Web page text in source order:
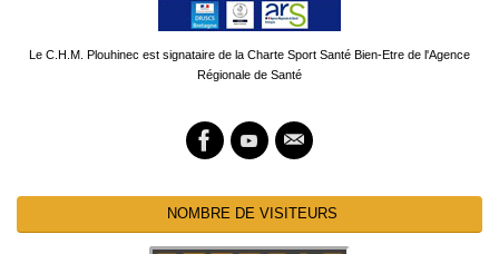
Le C.H.M. Plouhinec est signataire de la Charte Sport Santé Bien-Etre de l'Agence
Régionale de Santé
NOMBRE DE VISITEURS